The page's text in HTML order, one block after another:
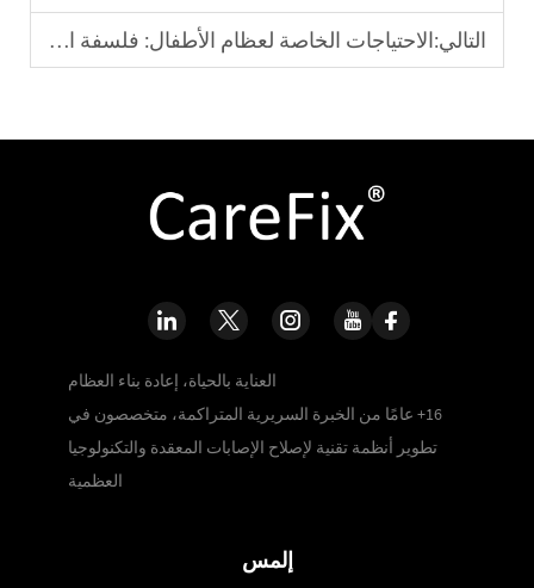
التالي:الاحتياجات الخاصة لعظام الأطفال: فلسفة التصميم لأنظمة التثبيت الداخلي للأطفال
العناية بالحياة، إعادة بناء العظام
16+ عامًا من الخبرة السريرية المتراكمة، متخصصون في
تطوير أنظمة تقنية لإصلاح الإصابات المعقدة والتكنولوجيا
العظمية
إلمس